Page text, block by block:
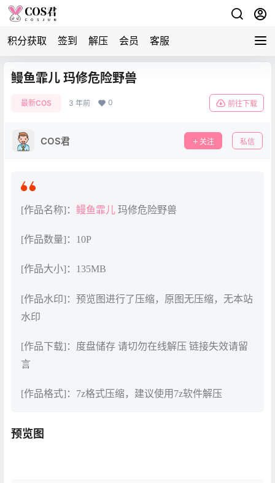
积分获取 签到 解压 会员 客服
鳗鱼霏儿 玛修危险野兽
最新COS 3 年前 0 前往下载
COS君 关注 私信
[作品名称]： 鳗鱼霏儿 玛修危险野兽
[作品数量]：10P
[作品大小]：135MB
[作品水印]：预览图进行了压缩，原图无压缩，无本站
水印
[作品下载]：度盘储存 请切勿在线解压 链接失效请留
言
[作品格式]：7z格式压缩，建议使用7z软件解压
预览图